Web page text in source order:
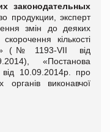
законодательных
продукции, эксперт
змін до деяких
кількості
(№ 1193-VII від
«Постанова
від 10.09.2014р. про
органів виконавчої